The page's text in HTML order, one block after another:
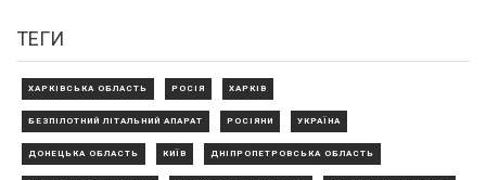
ТЕГИ
ХАРКІВСЬКА ОБЛАСТЬ РОСІЯ ХАРКІВ
БЕЗПІЛОТНИЙ ЛІТАЛЬНИЙ АПАРАТ РОСІЯНИ УКРАЇНА
ДОНЕЦЬКА ОБЛАСТЬ КИЇВ ДНІПРОПЕТРОВСЬКА ОБЛАСТЬ